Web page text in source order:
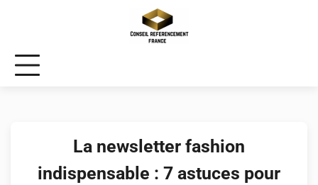
La newsletter fashion
indispensable : 7 astuces pour